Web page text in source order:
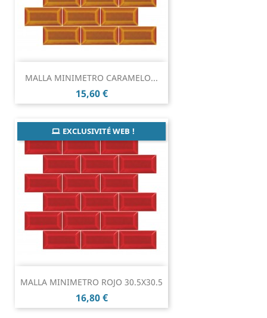
MALLA MINIMETRO CARAMELO...
Prix
15,60 €
MALLA MINIMETRO ROJO 30.5X30.5
Prix
16,80 €
EXCLUSIVITÉ WEB !